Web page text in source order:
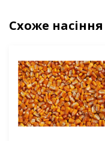
Схоже насіння